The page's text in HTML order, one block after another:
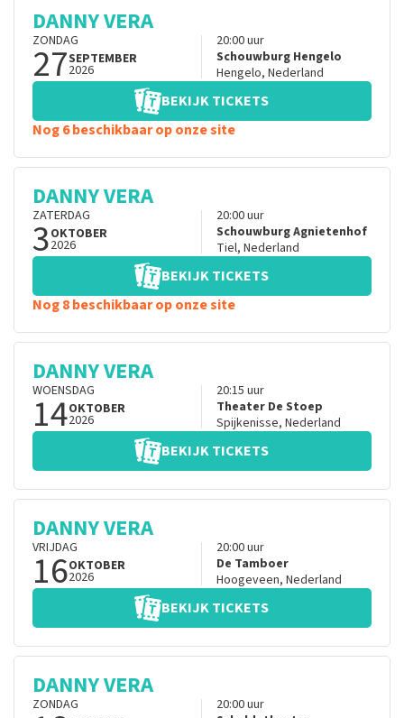
DANNY VERA
ZONDAG
27SEPTEMBER
2026
20:00uur
Schouwburg Hengelo
Hengelo, Nederland
BEKIJK TICKETS
Nog 6 beschikbaar op onze site
DANNY VERA
ZATERDAG
3OKTOBER
2026
20:00uur
Schouwburg Agnietenhof
Tiel, Nederland
BEKIJK TICKETS
Nog 8 beschikbaar op onze site
DANNY VERA
WOENSDAG
14OKTOBER
2026
20:15 uur
Theater De Stoep
Spijkenisse, Nederland
BEKIJK TICKETS
DANNY VERA
VRIJDAG
16OKTOBER
2026
20:00uur
De Tamboer
Hoogeveen, Nederland
BEKIJK TICKETS
DANNY VERA
ZONDAG 20:00uur